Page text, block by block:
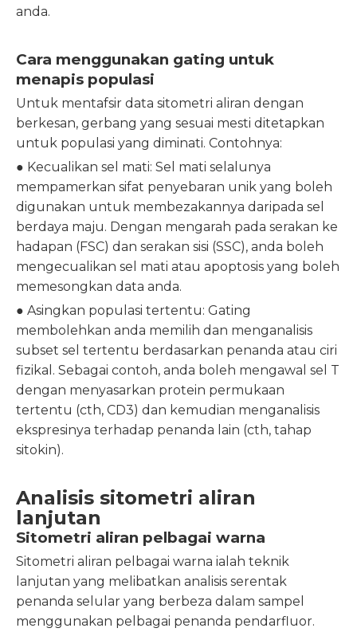
anda.
Cara menggunakan gating untuk
menapis populasi
Untuk mentafsir data sitometri aliran dengan
berkesan, gerbang yang sesuai mesti ditetapkan
untuk populasi yang diminati. Contohnya:
● Kecualikan sel mati: Sel mati selalunya
mempamerkan sifat penyebaran unik yang boleh
digunakan untuk membezakannya daripada sel
berdaya maju. Dengan mengarah pada serakan ke
hadapan (FSC) dan serakan sisi (SSC), anda boleh
mengecualikan sel mati atau apoptosis yang boleh
memesongkan data anda.
● Asingkan populasi tertentu: Gating
membolehkan anda memilih dan menganalisis
subset sel tertentu berdasarkan penanda atau ciri
fizikal. Sebagai contoh, anda boleh mengawal sel T
dengan menyasarkan protein permukaan
tertentu (cth, CD3) dan kemudian menganalisis
ekspresinya terhadap penanda lain (cth, tahap
sitokin).
Analisis sitometri aliran
lanjutan
Sitometri aliran pelbagai warna
Sitometri aliran pelbagai warna ialah teknik
lanjutan yang melibatkan analisis serentak
penanda selular yang berbeza dalam sampel
menggunakan pelbagai penanda pendarfluor.